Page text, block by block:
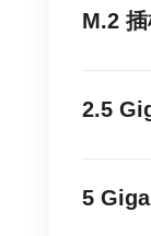
M.2
2.5
5